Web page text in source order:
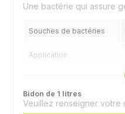
Une bactérie qui assure
Souches de bactéries
Application
Bidon de 1 litres
Veuillez renseigner votre